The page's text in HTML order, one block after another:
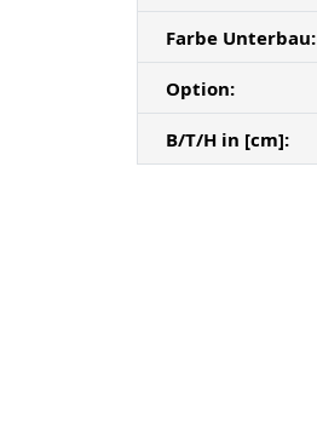
Farbe Unterbau:
Option:
B/T/H in [cm]: